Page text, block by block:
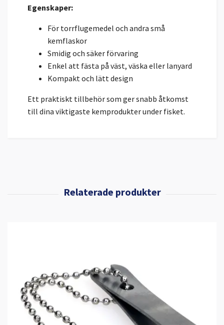
Egenskaper:
För torrflugemedel och andra små
kemflaskor
Smidig och säker förvaring
Enkel att fästa på väst, väska eller lanyard
Kompakt och lätt design
Ett praktiskt tillbehör som ger snabb åtkomst
till dina viktigaste kemprodukter under fisket.